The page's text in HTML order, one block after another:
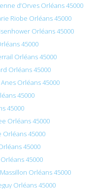
d’Orves Orléans 45000
Riobe Orléans 45000
Orléans 45000
45000
Orléans 45000
Orléans 45000
Orléans 45000
45000
45000
Orléans 45000
Orléans 45000
45000
45000
Orléans 45000
Orléans 45000